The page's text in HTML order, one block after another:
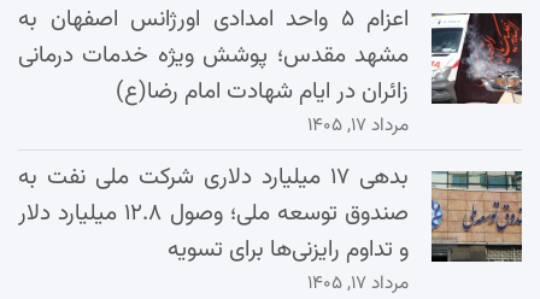
اعزام ۵ واحد امدادی اورژانس اصفهان به
مشهد مقدس؛ پوشش ویژه خدمات درمانی
زائران در ایام شهادت امام رضا(ع)
مرداد ۱۷, ۱۴۰۵
بدهی ۱۷ میلیارد دلاری شرکت ملی نفت به
صندوق توسعه ملی؛ وصول ۱۲.۸ میلیارد دلار
و تداوم رایزنی‌ها برای تسویه
مرداد ۱۷, ۱۴۰۵